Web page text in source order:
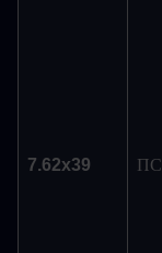
7.62x39 ПС